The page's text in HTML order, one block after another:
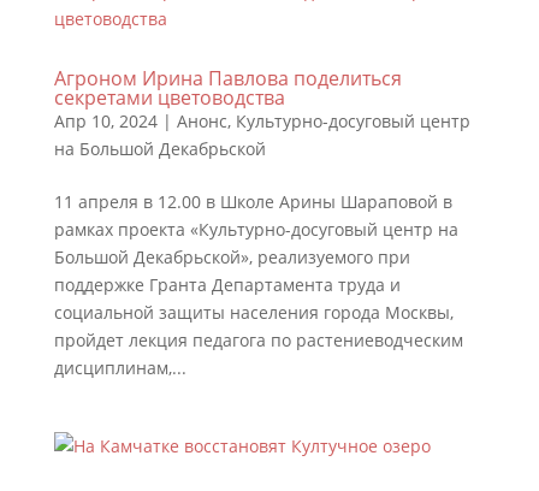
Агроном Ирина Павлова поделиться
секретами цветоводства
Апр 10, 2024| Анонс, Культурно-досуговый центр
на Большой Декабрьской
11 апреля в 12.00 в Школе Арины Шараповой в
рамках проекта «Культурно-досуговый центр на
Большой Декабрьской», реализуемого при
поддержке Гранта Департамента труда и
социальной защиты населения города Москвы,
пройдет лекция педагога по растениеводческим
дисциплинам,...